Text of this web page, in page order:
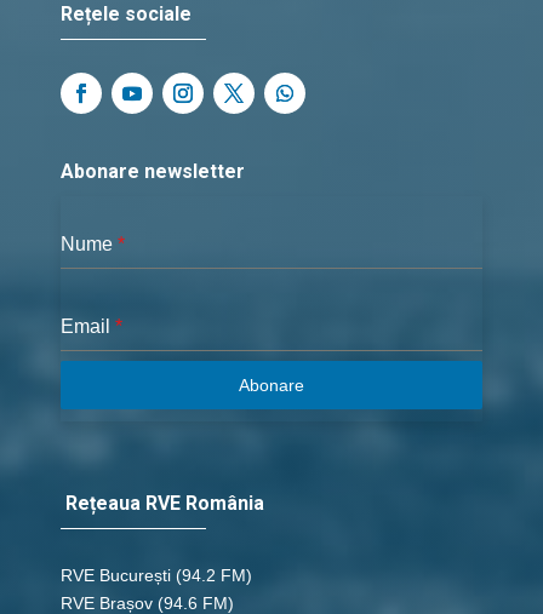
Rețele sociale
Abonare newsletter
Nume *
Email *
Abonare
Rețeaua RVE România
RVE București (94.2 FM)
RVE Brașov (94.6 FM)